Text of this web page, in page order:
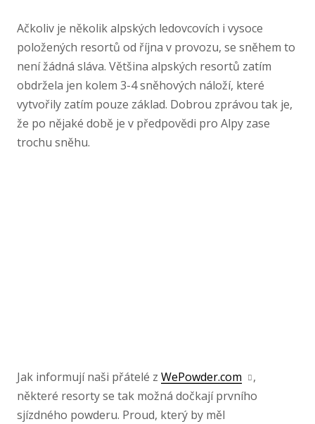
Ačkoliv je několik alpských ledovcovích i vysoce
položených resortů od října v provozu, se sněhem to
není žádná sláva. Většina alpských resortů zatím
obdržela jen kolem 3-​4 sněhových náloží, které
vytvořily zatím pouze základ. Dobrou zprávou tak je,
že po nějaké době je v předpovědi pro Alpy zase
trochu sněhu.
Jak informují naši přátelé z WePowder.com
,
některé resorty se tak možná dočkají prvního
sjízdného powderu. Proud, který by měl